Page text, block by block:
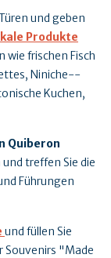
und geben
Produkte
wie frischen Fisch
Niniche--
Kuchen,
Quiberon
und treffen Sie die
Führungen
und füllen Sie
Souvenirs "Made